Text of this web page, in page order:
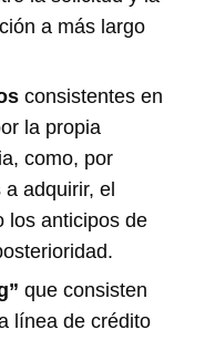
a más largo
consistentes en
la propia
como, por
adquirir, el
los anticipos de
que consisten
línea de crédito